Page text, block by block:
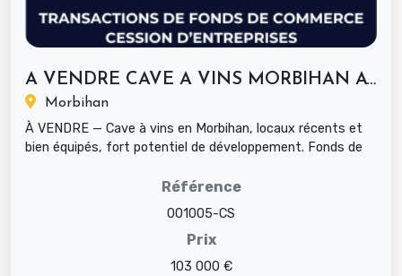
A VENDRE CAVE A VINS MORBIHAN AVEC...
Morbihan
À VENDRE — Cave à vins en Morbihan, locaux récents et
bien équipés, fort potentiel de développement. Fonds de
Référence
001005-CS
Prix
103 000 €